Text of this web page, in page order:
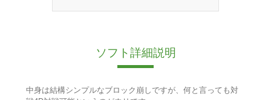
ソフト詳細説明
中身は結構シンプルなブロック崩しですが、何と言っても対